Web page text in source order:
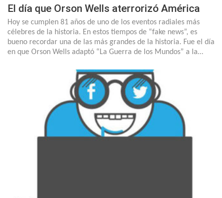
El día que Orson Wells aterrorizó América
Hoy se cumplen 81 años de uno de los eventos radiales más
célebres de la historia. En estos tiempos de “fake news”, es
bueno recordar una de las más grandes de la historia. Fue el día
en que Orson Wells adaptó “La Guerra de los Mundos” a la…